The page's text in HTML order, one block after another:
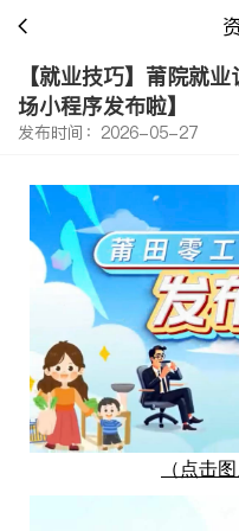
【就业技巧】莆院就
场小程序发布啦】
发布时间：2026-05-27
（点击